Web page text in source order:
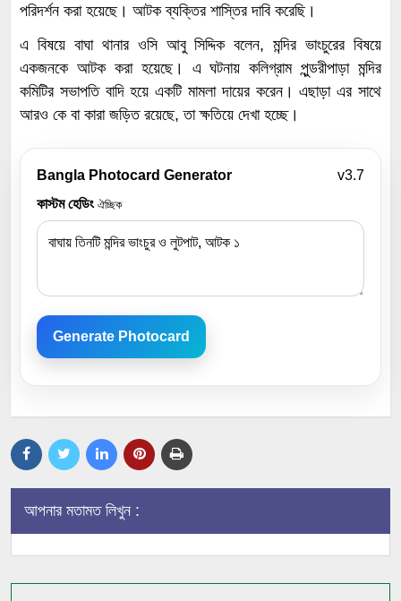
পরিদর্শন করা হয়েছে। আটক ব্যক্তির শাস্তির দাবি করেছি।
এ বিষয়ে বাঘা থানার ওসি আবু সিদ্দিক বলেন, মন্দির ভাংচুরের বিষয়ে
একজনকে আটক করা হয়েছে। এ ঘটনায় কলিগ্রাম পুন্ডরীপাড়া মন্দির
কমিটির সভাপতি বাদি হয়ে একটি মামলা দায়ের করেন। এছাড়া এর সাথে
আরও কে বা কারা জড়িত রয়েছে, তা ক্ষতিয়ে দেখা হচ্ছে।
Bangla Photocard Generator
v3.7
কাস্টম হেডিং ঐচ্ছিক
Generate Photocard
আপনার মতামত লিখুন :